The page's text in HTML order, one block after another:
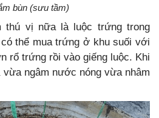
bùn (sưu tầm)
thú vị nữa là luộc trứng trong
thể mua trứng ở khu suối với
rổ trứng rồi vào giếng luộc. Khi
ngâm nước nóng vừa nhâm